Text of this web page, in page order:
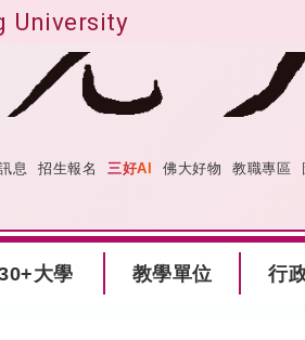
University
息 招生報名 三好AI 佛大好物 教職專區
大學 教學單位 行